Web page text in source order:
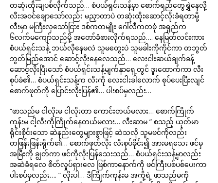
တဆုံးထိုးချပစ်လိုက်သည်… စံပယ်ရှင်းသန့်မှာ စောက်ရည်တွေရွှဲနေလို့
လီးအဝင်ချောသော်လည်း မညှာတာပဲ တဆုံးထိုးဆောင့်လိုးခံရတာမို့
လီးမှာ မကြီးလှသော်ငြား ဒစ်ကတမျိုး ဂေါ်လီကတဖုံ အရှည်က
၆လက်မကျော်သည်မို့ အတော်ခံစားလိုက်ရသည်…. နေမြတ်လင်းကား
စံပယ်ရှင်းသန့် ဘယ်လိုနေမလဲ သူမတွေးပဲ သူမခါးကိုကိုင်ကာ တဘွတ်
ဘွတ်မြည်အောင် ဆောင့်လိုးနေလေသည်… လေးငါးဆယ်ချက်ခန့်
ဆောင့်လိုးပြီးသော် စံပယ်ရှင်းသန့်မျက်နှာရှေ့တွင် ဒူးထောက်ကာ လီး
စုပ်ခံ၏… စံပယ်ရှင်းသန့်က လီးကို လေးငါးခါလောက် စုပ်ပေးပြီးလျင်
စောက်ဖုတ်ကို ပြောင်းလိုးပြန်၏… ပါးစပ်မှလည်း…
“ဖာသည်မ ငါလိုးမ ငါလိုးတာ ကောင်းတယ်မလား… စောက်ကြိုက်
ကုန်းမ ငါ့လီးကိုကြိုက်နေတယ်မလား… လီးဆာမ ” စသည့် ယုတ်မာ
ရိုင်းစိုင်းသော ဆဲနည်းတွေများစွာဖြင့် ဆဲသလို သူမဖင်ကိုလည်း
တဖြန်းဖြန်းရိုက်၏… စောက်ဖုတ်လိုး လီးစုပ်ခိုင်း၍ အားမရသေး ဖင်မှ
အမြီးကို ချွတ်ကာ ဖင်ကိုလိုးပြန်သေးသည်… စံပယ်ရှင်းသန့်မှာလည်း
အဆဲခံရလေ စိတ်လှုပ်ရှားလေ ဖြစ်ကာနောက်ကို ဖင်ကြီးပစ်ပစ်ပေးကာ
ပါးစပ်မှလည်း…. ” လိုးပါ… ဒီကြိုက်ကုန်းမ အကို့ရဲ့ ဖာသည်မကို